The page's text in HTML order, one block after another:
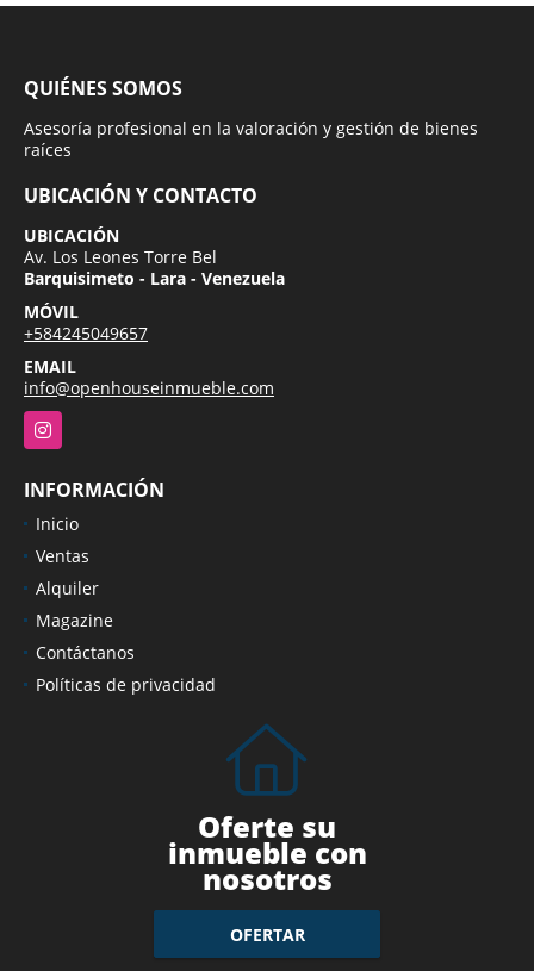
QUIÉNES SOMOS
Asesoría profesional en la valoración y gestión de bienes
raíces
UBICACIÓN Y CONTACTO
UBICACIÓN
Av. Los Leones Torre Bel
Barquisimeto - Lara - Venezuela
MÓVIL
+584245049657
EMAIL
info@openhouseinmueble.com
Instagram
INFORMACIÓN
Inicio
Ventas
Alquiler
Magazine
Contáctanos
Políticas de privacidad
Oferte su
inmueble con
nosotros
OFERTAR